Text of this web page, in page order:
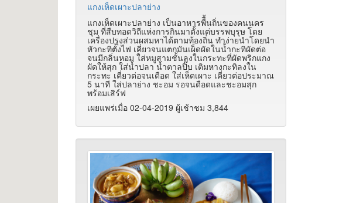
แกงเห็ดเผาะปลาย่าง
แกงเห็ดเผาะปลาย่าง เป็นอาหารพืื้นถิ่นของคนนคร
ชุม ที่สืบทอดวิถีแห่งการกินมาตั้งแต่บรรพบุรุษ โดย
เครื่องปรุงส่วนผสมหาได้ตามท้องถิ่น ทำง่ายนำโดยนำ
หัวกะทิตั้งไฟ เคี่ยวจนแตกมันเผ็ดผัดในน้ำกะทิผัดต่อ
จนมีกลิ่นหอม ใส่หมูสามชั้นลงในกระทะที่ผัดพริกแกง
ผัดให้สุก ใส่น้ำปลา น้ำตาลปิ๊บ เติมหางกะทิลงใน
กระทะ เคี่ยวต่อจนเดือด ใส่เห็ดเผาะ เคี่ยวต่อประมาณ
5 นาที ใส่ปลาย่าง ชะอม รอจนดือดและชะอมสุก
พร้อมเสิร์ฟ
เผยแพร่เมื่อ 02-04-2019 ผู้เช้าชม 3,844